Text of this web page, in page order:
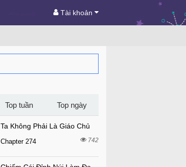
Tài khoản
Top tuần Top ngày
Ta Không Phải Là Giáo Chủ
Chapter 274 742